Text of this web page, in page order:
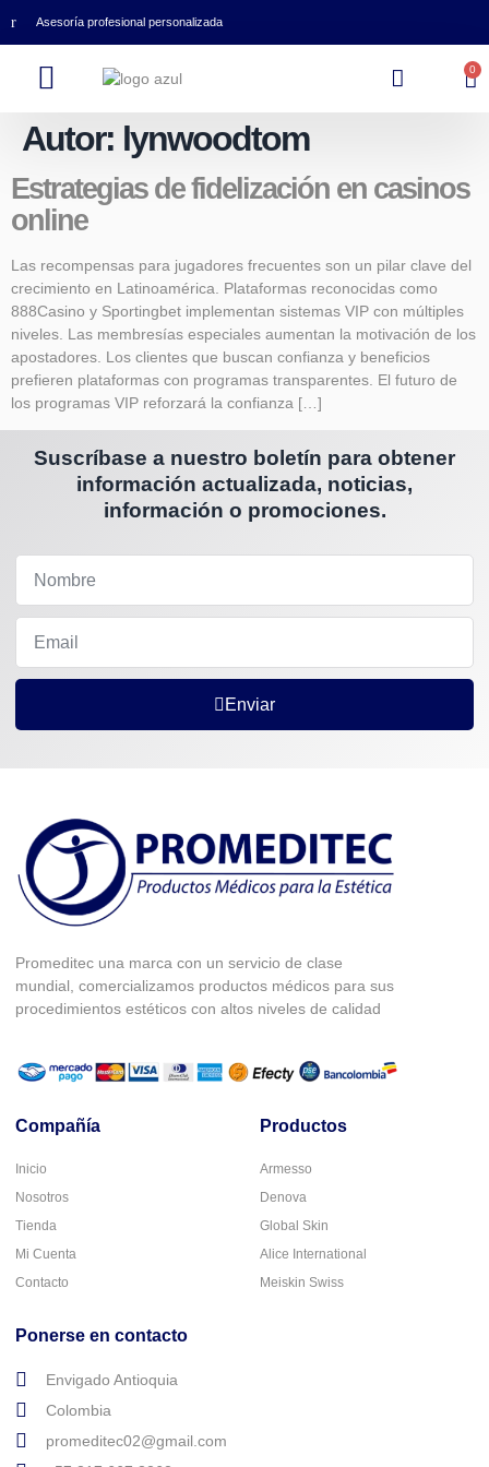
Asesoría profesional personalizada
0
Autor: lynwoodtom
Estrategias de fidelización en casinos
online
Las recompensas para jugadores frecuentes son un pilar clave del
crecimiento en Latinoamérica. Plataformas reconocidas como
888Casino y Sportingbet implementan sistemas VIP con múltiples
niveles. Las membresías especiales aumentan la motivación de los
apostadores. Los clientes que buscan confianza y beneficios
prefieren plataformas con programas transparentes. El futuro de
los programas VIP reforzará la confianza […]
Suscríbase a nuestro boletín para obtener
información actualizada, noticias,
información o promociones.
Enviar
Promeditec una marca con un servicio de clase
mundial, comercializamos productos médicos para sus
procedimientos estéticos con altos niveles de calidad
Compañía
Inicio
Nosotros
Tienda
Mi Cuenta
Contacto
Productos
Armesso
Denova
Global Skin
Alice International
Meiskin Swiss
Ponerse en contacto
Envigado Antioquia
Colombia
promeditec02@gmail.com